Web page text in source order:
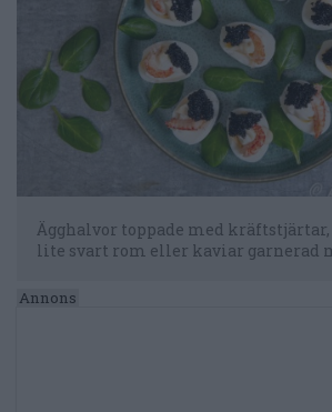
Ägghalvor toppade med kräftstjärtar,
lite svart rom eller kaviar garnerad